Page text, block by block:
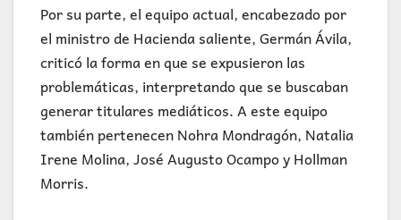
Por su parte, el equipo actual, encabezado por
el ministro de Hacienda saliente, Germán Ávila,
criticó la forma en que se expusieron las
problemáticas, interpretando que se buscaban
generar titulares mediáticos. A este equipo
también pertenecen Nohra Mondragón, Natalia
Irene Molina, José Augusto Ocampo y Hollman
Morris.